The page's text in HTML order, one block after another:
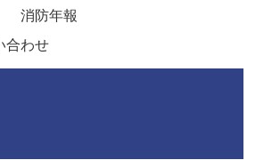
消防年報
合わせ